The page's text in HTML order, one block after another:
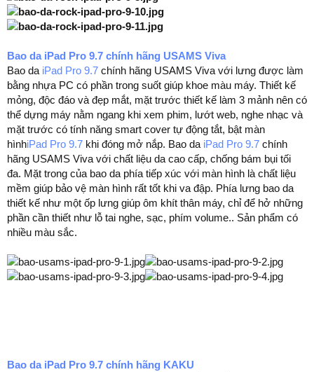
Bao da iPad Pro 9.7 chính hãng USAMS Viva
Bao da iPad Pro 9.7 chính hãng USAMS Viva với lưng được làm
bằng nhựa PC có phần trong suốt giúp khoe màu máy. Thiết kế
mỏng, độc đáo và đẹp mắt, mặt trước thiết kế làm 3 mảnh nên có
thể dựng máy nằm ngang khi xem phim, lướt web, nghe nhạc và
mặt trước có tính năng smart cover tự động tắt, bật màn
hìnhiPad Pro 9.7 khi đóng mở nắp. Bao da iPad Pro 9.7 chính
hãng USAMS Viva với chất liệu da cao cấp, chống bám bụi tối
đa. Mặt trong của bao da phía tiếp xúc với màn hình là chất liệu
mềm giúp bảo vệ màn hình rất tốt khi va đập. Phía lưng bao da
thiết kế như một ốp lưng giúp ôm khít thân máy, chỉ để hở những
phần cần thiết như lỗ tai nghe, sạc, phím volume.. Sản phẩm có
nhiều màu sắc.
Bao da iPad Pro 9.7 chính hãng KAKU